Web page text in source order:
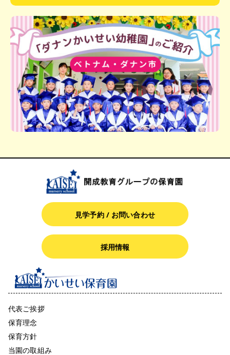
見学予約 / お問い合わせ
採用情報
代表ご挨拶
保育理念
保育方針
当園の取組み